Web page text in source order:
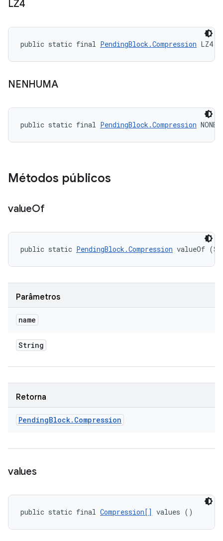
LZ4
public static final PendingBlock.Compression LZ4
NENHUMA
public static final PendingBlock.Compression NONE
Métodos públicos
valueOf
public static PendingBlock.Compression valueOf
Parâmetros
name
String
Retorna
PendingBlock. Compression
values
public static final Compression[] values ()